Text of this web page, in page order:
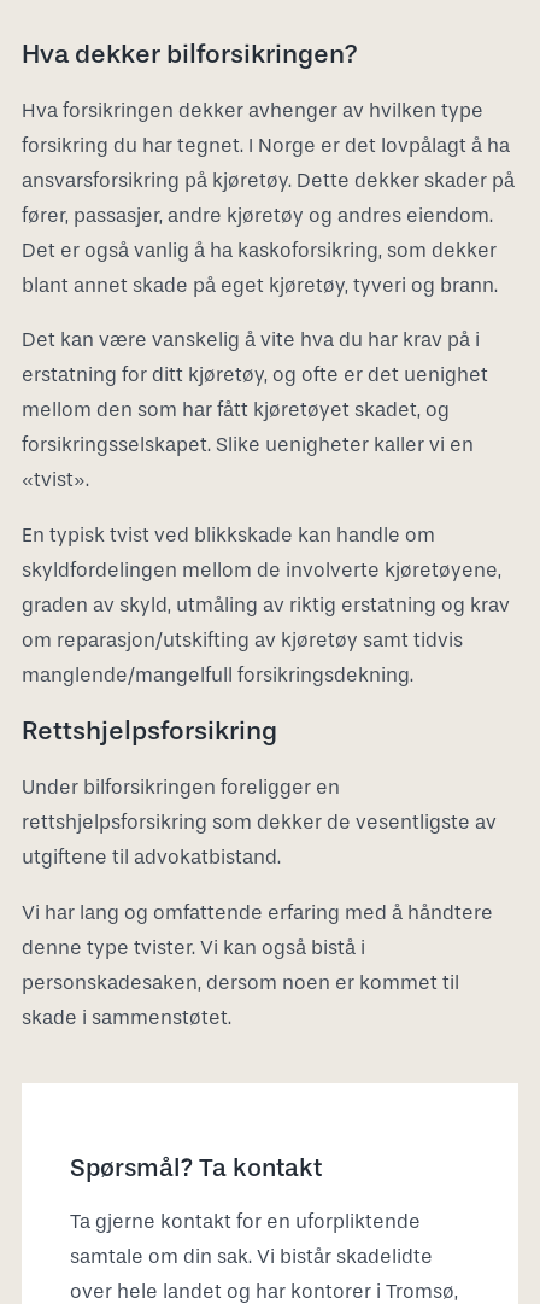
Hva dekker bilforsikringen?
Hva forsikringen dekker avhenger av hvilken type
forsikring du har tegnet. I Norge er det lovpålagt å ha
ansvarsforsikring på kjøretøy. Dette dekker skader på
fører, passasjer, andre kjøretøy og andres eiendom.
Det er også vanlig å ha kaskoforsikring, som dekker
blant annet skade på eget kjøretøy, tyveri og brann.
Det kan være vanskelig å vite hva du har krav på i
erstatning for ditt kjøretøy, og ofte er det uenighet
mellom den som har fått kjøretøyet skadet, og
forsikringsselskapet. Slike uenigheter kaller vi en
«tvist».
En typisk tvist ved blikkskade kan handle om
skyldfordelingen mellom de involverte kjøretøyene,
graden av skyld, utmåling av riktig erstatning og krav
om reparasjon/utskifting av kjøretøy samt tidvis
manglende/mangelfull forsikringsdekning.
Rettshjelpsforsikring
Under bilforsikringen foreligger en
rettshjelpsforsikring som dekker de vesentligste av
utgiftene til advokatbistand.
Vi har lang og omfattende erfaring med å håndtere
denne type tvister. Vi kan også bistå i
personskadesaken, dersom noen er kommet til
skade i sammenstøtet.
Spørsmål? Ta kontakt
Ta gjerne kontakt for en uforpliktende
samtale om din sak. Vi bistår skadelidte
over hele landet og har kontorer i Tromsø,